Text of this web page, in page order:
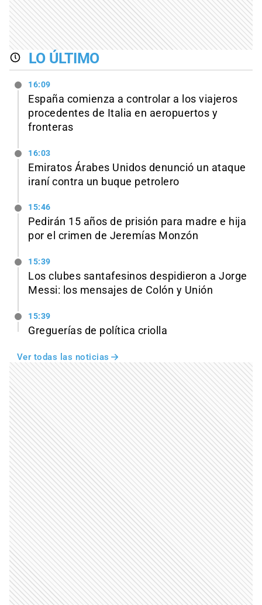
LO ÚLTIMO
16:09
España comienza a controlar a los viajeros
procedentes de Italia en aeropuertos y
fronteras
16:03
Emiratos Árabes Unidos denunció un ataque
iraní contra un buque petrolero
15:46
Pedirán 15 años de prisión para madre e hija
por el crimen de Jeremías Monzón
15:39
Los clubes santafesinos despidieron a Jorge
Messi: los mensajes de Colón y Unión
15:39
Greguerías de política criolla
Ver todas las noticias